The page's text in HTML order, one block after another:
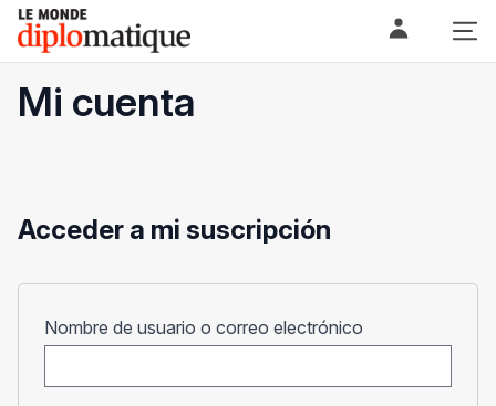
Skip
content
Le monde diplomatique
Mi cuenta
Acceder a mi suscripción
Nombre de usuario o correo electrónico